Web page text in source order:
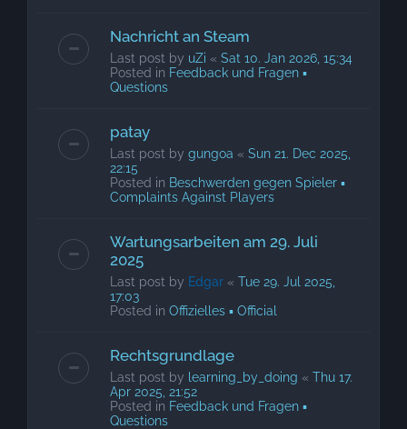
Nachricht an Steam
Last post by uZi « Sat 10. Jan 2026, 15:34
Posted in Feedback und Fragen ▪
Questions
patay
Last post by gungoa « Sun 21. Dec 2025,
22:15
Posted in Beschwerden gegen Spieler ▪
Complaints Against Players
Wartungsarbeiten am 29. Juli
2025
Last post by Edgar « Tue 29. Jul 2025,
17:03
Posted in Offizielles ▪ Official
Rechtsgrundlage
Last post by learning_by_doing « Thu 17.
Apr 2025, 21:52
Posted in Feedback und Fragen ▪
Questions